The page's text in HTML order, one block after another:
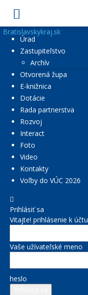
Bratislavskykraj.sk
Úrad
Zastupiteľstvo
Archív
Otvorená župa
E-knižnica
Dotácie
Rada partnerstva
Rozvoj
Interact
Foto
Video
Kontakty
Voľby do VÚC 2026
Prihlásiť sa
Vitajte! prihlásenie k účtu
Vaše užívateľské meno
heslo